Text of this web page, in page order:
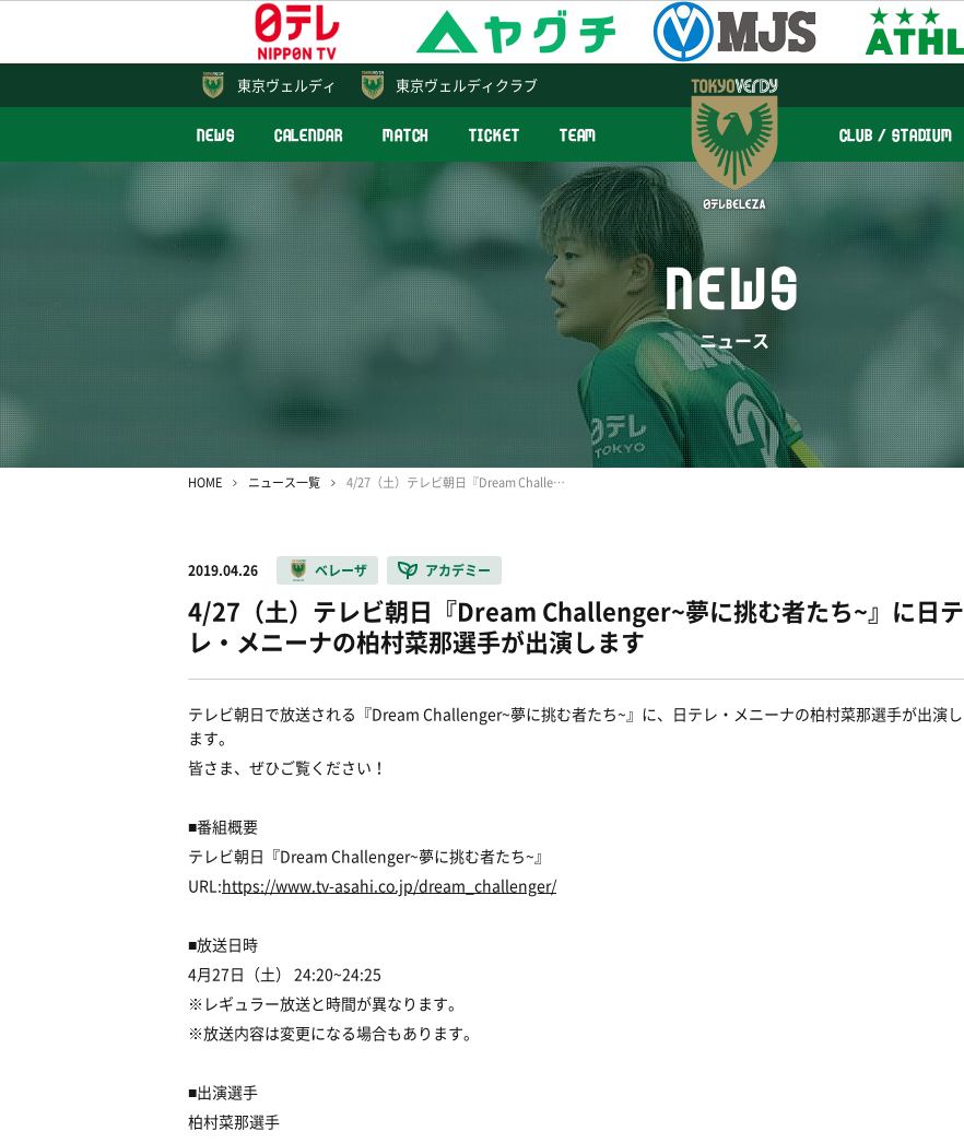
東京ヴェルディクラブ
NEWS CALENDAR MATCH TICKET TEAM CLUB / STADIUM
東京ヴェルディ
NEWS
ニュース
HOME ニュース一覧 4/27（土）テレビ朝日『Dream Challenger~夢に挑む者たち~』に日テレ・メニーナの柏村菜那選手が出演します
2019.04.26 ベレーザ アカデミー
4/27（土）テレビ朝日『Dream Challenger~夢に挑む者たち~』に日テ
レ・メニーナの柏村菜那選手が出演します
テレビ朝日で放送される『Dream Challenger~夢に挑む者たち~』に、日テレ・メニーナの柏村菜那選手が出演し
ます。
皆さま、ぜひご覧ください！
■番組概要
テレビ朝日『Dream Challenger~夢に挑む者たち~』
URL:https://www.tv-asahi.co.jp/dream_challenger/
■放送日時
4月27日（土） 24:20~24:25
※レギュラー放送と時間が異なります。
※放送内容は変更になる場合もあります。
■出演選手
柏村菜那選手